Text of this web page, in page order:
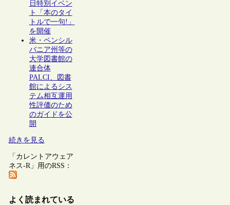
日特別イベン
ト「本のタイ
トルで一句!」
を開催
米・ペンシル
バニア州等の
大学図書館の
連合体
PALCI、図書
館によるシス
テム相互運用
性評価のため
のガイドを公
開
続きを見る
「カレントアウェア
ネス-R」用のRSS：
よく読まれている